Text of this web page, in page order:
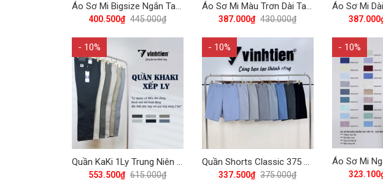
Áo Sơ Mi Bigsize Ngắn Tay Họa Tiết Bamboo Regular Fit 445 Vĩnh Tiến - Nhiều Màu
400.500₫ 445.000₫
Áo Sơ Mi Màu Trơn Dài Tay Regular 430 Vĩnh Tiến - Nhiều Màu
387.000₫ 430.000₫
- 10%
Quần KaKi 1Ly Trung Niên Classic 615 Vĩnh Tiến - Nhiều Màu
553.500₫ 615.000₫
- 10%
Quần Shorts Classic 375 Vĩnh Tiến - Nhiều Màu
337.500₫ 375.000₫
- 10%